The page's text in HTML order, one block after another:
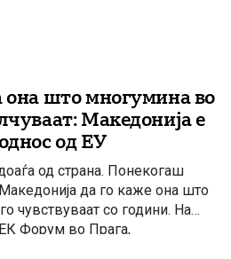
она што многумина во
Македонија е
од ЕУ
од страна. Понекогаш
да го каже она што
чувствуваат со години. На
Форум во Прага,
Собрание Ана Брнабиќ